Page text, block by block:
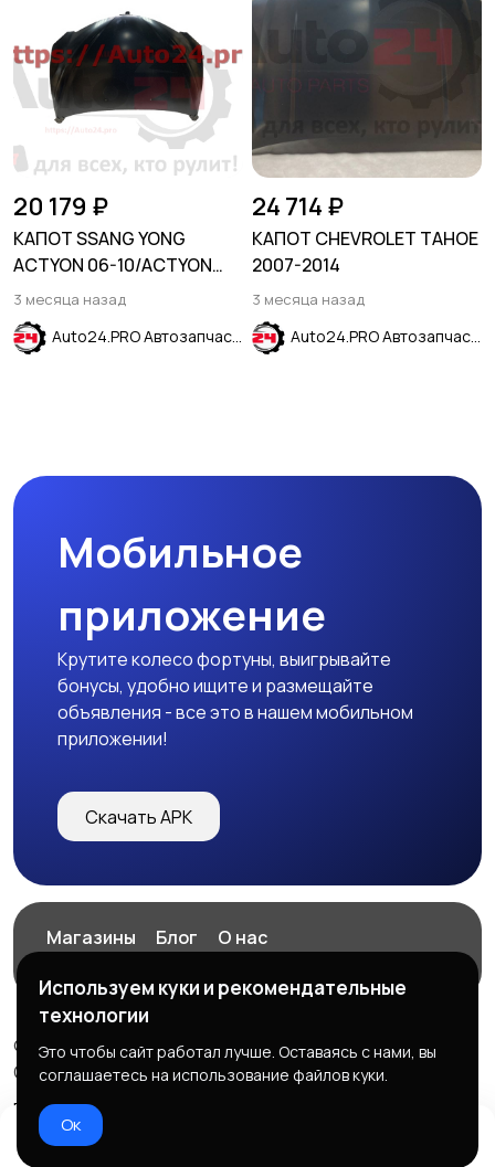
20 179 ₽
КАПОТ SSANG YONG
ACTYON 06-10/ACTYON
SPORTS 06-12
3 месяца назад
Auto24.PRO Автозапчасти
24 714 ₽
КАПОТ CHEVROLET TAHOE
2007-2014
3 месяца назад
Auto24.PRO Автозапчасти
Мобильное
приложение
Крутите колесо фортуны, выигрывайте
бонусы, удобно ищите и размещайте
объявления - все это в нашем мобильном
приложении!
Скачать APK
Магазины Блог
О нас
© 2026 ExZz.ru - Маркетплейс Экспресс Заказ
ООО "ЭКЗЗ", ОГРН: 888333777444
Правила сервиса
Используем куки и рекомендательные
технологии
Это чтобы сайт работал лучше. Оставаясь с нами, вы
соглашаетесь на использование файлов куки.
Ок